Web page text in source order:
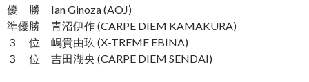
優 勝 Ian Ginoza (AOJ)
準優勝 青沼伊作 (CARPE DIEM KAMAKURA)
３ 位 嶋貴由玖 (X-TREME EBINA)
３ 位 吉田湖央 (CARPE DIEM SENDAI)